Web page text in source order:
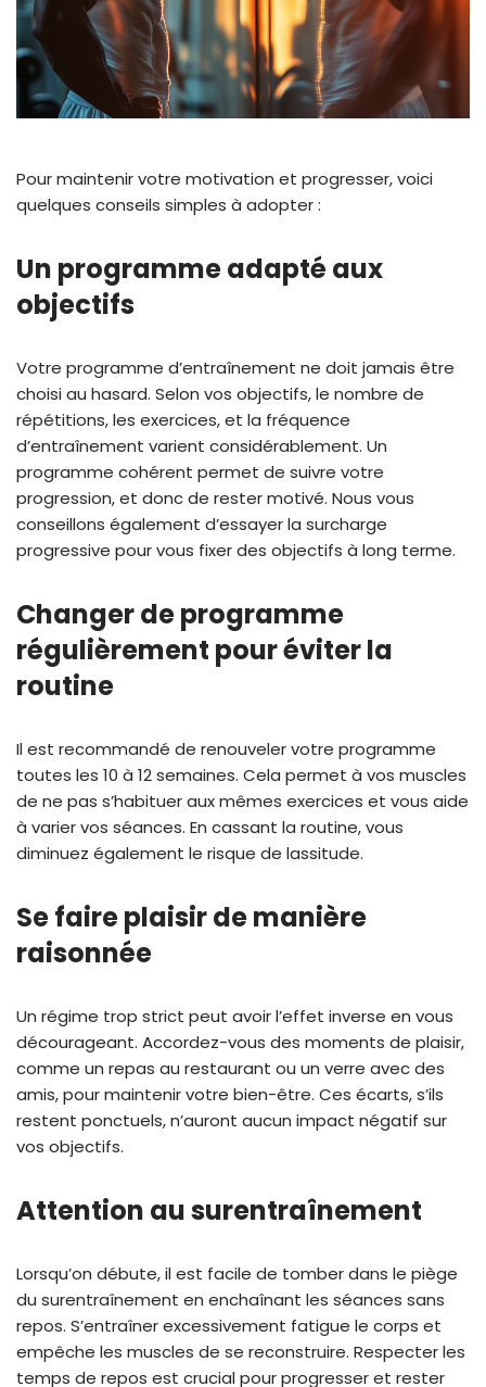
Pour maintenir votre motivation et progresser, voici
quelques conseils simples à adopter :
Un programme adapté aux
objectifs
Votre programme d’entraînement ne doit jamais être
choisi au hasard. Selon vos objectifs, le nombre de
répétitions, les exercices, et la fréquence
d’entraînement varient considérablement. Un
programme cohérent permet de suivre votre
progression, et donc de rester motivé. Nous vous
conseillons également d’essayer la surcharge
progressive pour vous fixer des objectifs à long terme.
Changer de programme
régulièrement pour éviter la
routine
Il est recommandé de renouveler votre programme
toutes les 10 à 12 semaines. Cela permet à vos muscles
de ne pas s’habituer aux mêmes exercices et vous aide
à varier vos séances. En cassant la routine, vous
diminuez également le risque de lassitude.
Se faire plaisir de manière
raisonnée
Un régime trop strict peut avoir l’effet inverse en vous
décourageant. Accordez-vous des moments de plaisir,
comme un repas au restaurant ou un verre avec des
amis, pour maintenir votre bien-être. Ces écarts, s’ils
restent ponctuels, n’auront aucun impact négatif sur
vos objectifs.
Attention au surentraînement
Lorsqu’on débute, il est facile de tomber dans le piège
du surentraînement en enchaînant les séances sans
repos. S’entraîner excessivement fatigue le corps et
empêche les muscles de se reconstruire. Respecter les
temps de repos est crucial pour progresser et rester